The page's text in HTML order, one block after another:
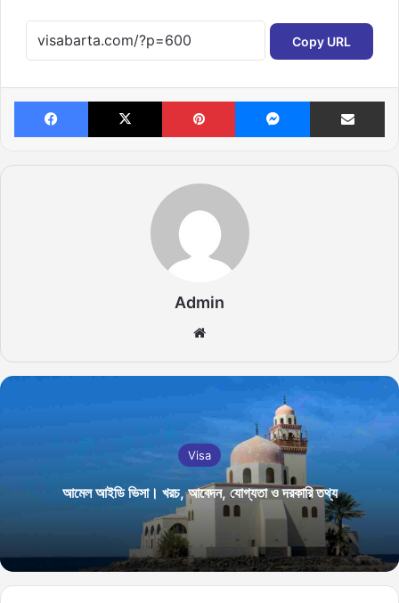
Copy URL
Facebook X Pinterest Messenger
Admin
te
Visa
আমেল আইডি ভিসা। খরচ, আবেদন, যোগ্যতা ও দরকারি তথ্য